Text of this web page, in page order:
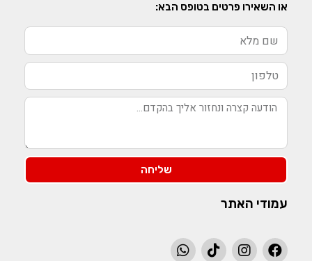
או השאירו פרטים בטופס הבא:
שליחה
עמודי האתר